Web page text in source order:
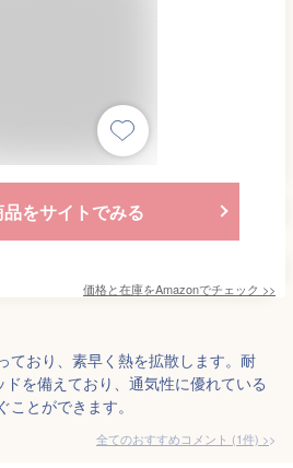
品をサイトでみる
価格と在庫をAmazonでチェック >>
ており、素早く熱を拡散します。耐
を備えており、通気性に優れている
とができます。
全てのおすすめコメント (1件) >